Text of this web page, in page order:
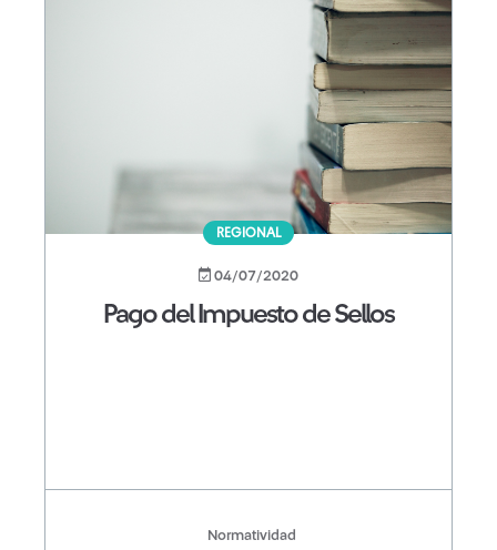
REGIONAL
04/07/2020
Pago del Impuesto de Sellos
Normatividad